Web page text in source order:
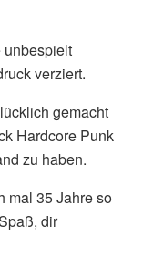
unbespielt
verziert.
gemacht
Hardcore Punk
zu haben.
mal 35 Jahre so
dir